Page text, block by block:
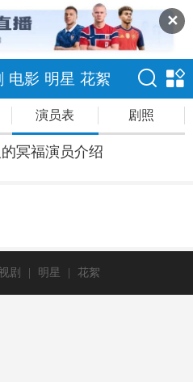
✕
电影 明星 花絮
演员表 剧照
冥福演员介绍
剧 | 明星 | 花絮